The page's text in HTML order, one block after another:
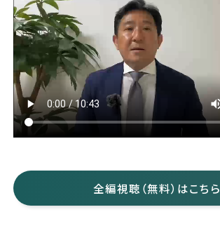
運営会社
ファミリーオフィスとは
関連書籍
メールマガジン登録
よくある質問
全編視聴（無料）はこちら